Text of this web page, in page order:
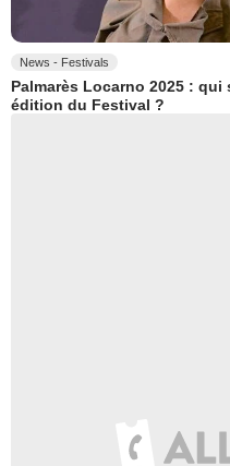
News - Festivals
Palmarès Locarno 2025 :
édition du Festival ?